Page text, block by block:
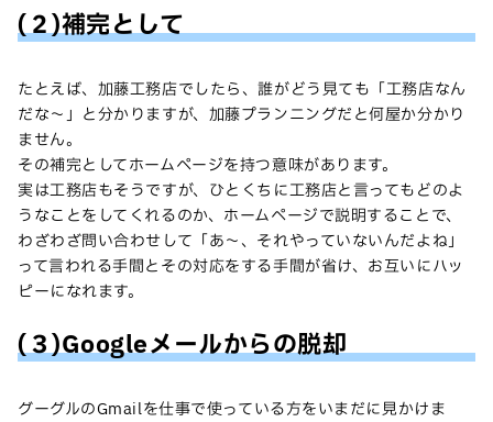
(２)補完として
たとえば、加藤工務店でしたら、誰がどう見ても「工務店なん
だな〜」と分かりますが、加藤プランニングだと何屋か分かり
ません。
その補完としてホームページを持つ意味があります。
実は工務店もそうですが、ひとくちに工務店と言ってもどのよ
うなことをしてくれるのか、ホームページで説明することで、
わざわざ問い合わせして「あ〜、それやっていないんだよね」
って言われる手間とその対応をする手間が省け、お互いにハッ
ピーになれます。
(３)Googleメールからの脱却
グーグルのGmailを仕事で使っている方をいまだに見かけま